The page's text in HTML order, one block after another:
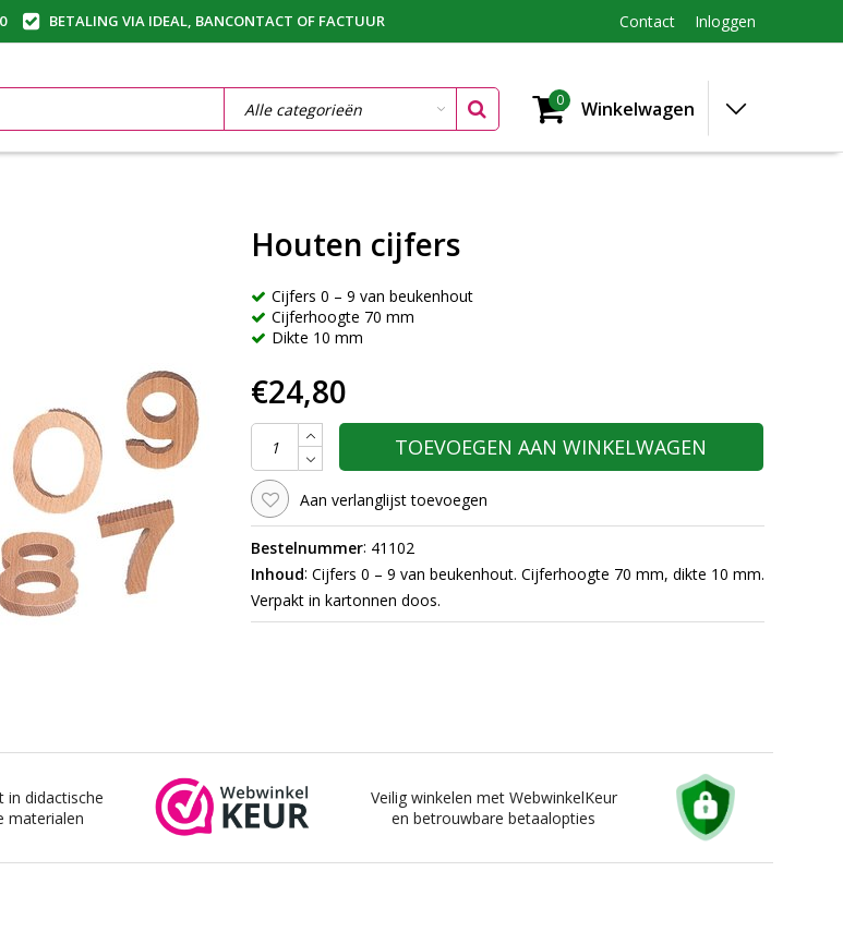
BETALING VIA IDEAL, BANCONTACT OF FACTUUR Contact Inloggen
0 Winkelwagen
Houten cijfers
Cijfers 0 – 9 van beukenhout
Cijferhoogte 70 mm
Dikte 10 mm
€24,80
TOEVOEGEN AAN WINKELWAGEN
Aan verlanglijst toevoegen
Bestelnummer: 41102
Inhoud: Cijfers 0 – 9 van beukenhout. Cijferhoogte 70 mm, dikte 10 mm.
Verpakt in kartonnen doos.
in didactische
materialen
Veilig winkelen met WebwinkelKeur
en betrouwbare betaalopties